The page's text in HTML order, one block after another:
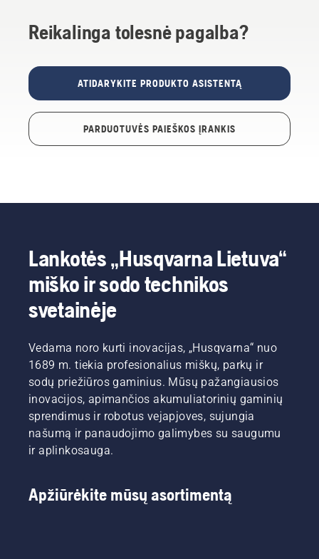
Reikalinga tolesnė pagalba?
ATIDARYKITE PRODUKTO ASISTENTĄ
PARDUOTUVĖS PAIEŠKOS ĮRANKIS
Lankotės „Husqvarna Lietuva“
miško ir sodo technikos
svetainėje
Vedama noro kurti inovacijas, „Husqvarna“ nuo
1689 m. tiekia profesionalius miškų, parkų ir
sodų priežiūros gaminius. Mūsų pažangiausios
inovacijos, apimančios akumuliatorinių gaminių
sprendimus ir robotus vejapjoves, sujungia
našumą ir panaudojimo galimybes su saugumu
ir aplinkosauga.
Apžiūrėkite mūsų asortimentą